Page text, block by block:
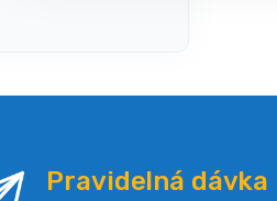
Pravidelná